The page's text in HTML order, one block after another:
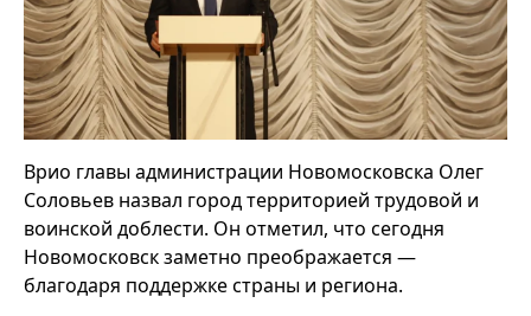
Врио главы администрации Новомосковска Олег
Соловьев назвал город территорией трудовой и
воинской доблести. Он отметил, что сегодня
Новомосковск заметно преображается —
благодаря поддержке страны и региона.